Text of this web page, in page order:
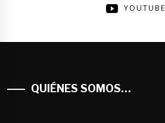
YOUTUBE
QUIÉNES SOMOS…